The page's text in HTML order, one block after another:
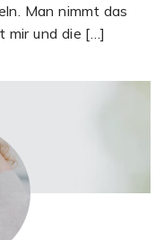
Man nimmt das
mir und die […]